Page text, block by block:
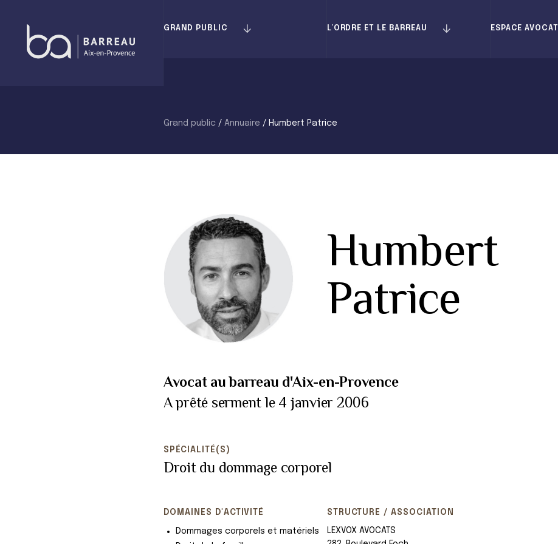
content
GRAND PUBLIC L’ORDRE ET LE BARREAU ESPACE AVOCAT
Grand public/ Annuaire / Humbert Patrice
Humbert
Patrice
Avocat au barreau d'Aix-en-Provence
A prêté serment le 4 janvier 2006
SPÉCIALITÉ(S)
Droit du dommage corporel
DOMAINES D'ACTIVITÉ
Dommages corporels et matériels
STRUCTURE / ASSOCIATION
LEXVOX AVOCATS